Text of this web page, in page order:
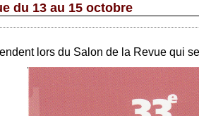
du 13 au 15 octobre
lors du Salon de la Revue qui